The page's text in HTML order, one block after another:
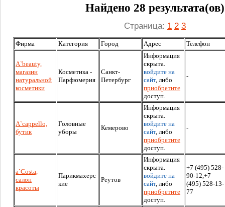
Найдено 28 результата(ов)
Страница: 1 2 3
Фирма Категория Город Адрес Телефон
A`beauty,
магазин
натуральной
косметики
Косметика -
Парфюмерия
Санкт-
Петербург
Информация
скрыта.
войдите на
сайт, либо
приобретите
доступ.
-
A`cappello,
бутик
Головные
уборы
Кемерово
Информация
скрыта.
войдите на
сайт, либо
приобретите
доступ.
-
a`Costa,
салон
красоты
Парикмахерс
кие
Реутов
Информация
скрыта.
войдите на
сайт, либо
приобретите
доступ.
+7 (495) 528-
90-12,+7
(495) 528-13-
77